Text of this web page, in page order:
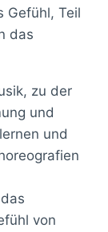
Gefühl, Teil
das
zu der
und
und
von